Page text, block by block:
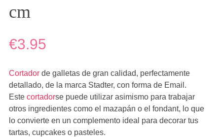
cm
€3.95
Cortadorde galletas de gran calidad, perfectamente
detallado, de la marca Stadter, con forma de Email.
Este cortadorse puede utilizar asimismo para trabajar
otros ingredientes como el mazapán o el fondant, lo que
lo convierte en un complemento ideal para decorar tus
tartas, cupcakes o pasteles.